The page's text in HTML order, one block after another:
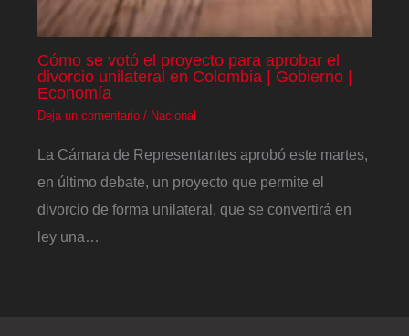
Cómo se votó el proyecto para aprobar el
divorcio unilateral en Colombia | Gobierno |
Economía
Deja un comentario / Nacional
La Cámara de Representantes aprobó este martes,
en último debate, un proyecto que permite el
divorcio de forma unilateral, que se convertirá en
ley una…